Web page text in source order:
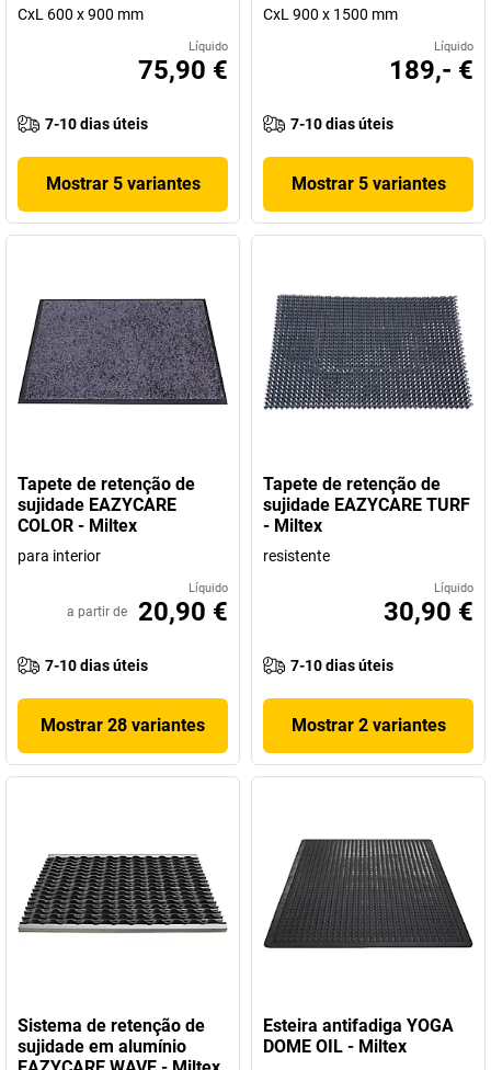
CxL 600 x 900 mm
Líquido
75,90 €
7-10 dias úteis
Mostrar 5 variantes
CxL 900 x 1500 mm
Líquido
189,- €
7-10 dias úteis
Mostrar 5 variantes
Tapete de retenção de
sujidade EAZYCARE
COLOR - Miltex
para interior
Líquido
a partir de 20,90 €
7-10 dias úteis
Mostrar 28 variantes
Tapete de retenção de
sujidade EAZYCARE TURF
- Miltex
resistente
Líquido
30,90 €
7-10 dias úteis
Mostrar 2 variantes
Sistema de retenção de
sujidade em alumínio
Esteira antifadiga YOGA
DOME OIL - Miltex